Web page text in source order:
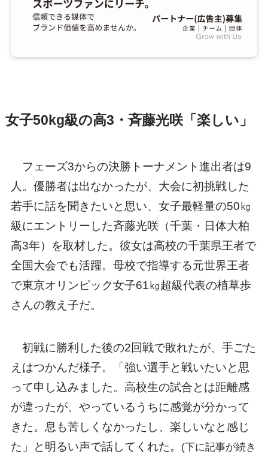
女子50kg級の高3・斉藤光咲「楽しい」
フェーズ3からの決勝トーナメント進出者は9
人。優勝者は出なかったが、大会に初挑戦した
若手に話を聞きたいと思い、女子最軽量の50㎏
級にエントリーした斉藤光咲（千葉・日体大柏
高3年）を取材した。彼女は高校の千葉県王者で
全国大会でも活躍。母校で指導する元世界王者
で東京オリンピック女子61㎏超級代表の植草歩
さんの教え子だ。
初戦に勝利した後の2回戦で敗れたが、手ごた
えはつかんだ様子。「強い選手と戦いたいと思
って申し込みました。高校生の試合とは距離感
が違ったが、やっているうちに感覚が分かって
きた。息も苦しくなかったし、楽しいなと感じ
た」と明るい声で話してくれた。
(下に記事が続き